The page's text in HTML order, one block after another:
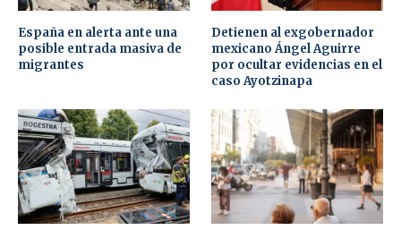
España en alerta ante una
posible entrada masiva de
migrantes
Detienen al exgobernador
mexicano Ángel Aguirre
por ocultar evidencias en el
caso Ayotzinapa